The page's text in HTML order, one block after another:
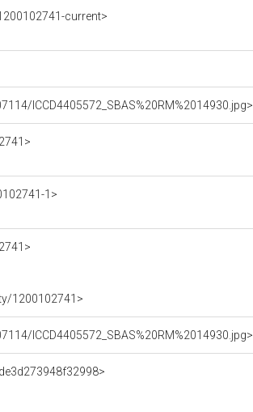
current>
ICCD4405572_SBAS%20RM%2014930.jpg>
1>
1200102741>
ICCD4405572_SBAS%20RM%2014930.jpg>